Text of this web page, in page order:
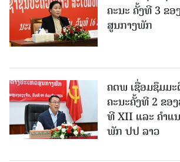
ຄະນະ ຄັ້ງທີ 3 ຂ
ສູນກາງພັກ
ຄຕພ ເຊື່ອມຊຶມມ
ຄະນະຄັ້ງທີ 2 ຂອ
ທີ XII ແລະ ຄໍາແ
ພັກ ປປ ລາວ